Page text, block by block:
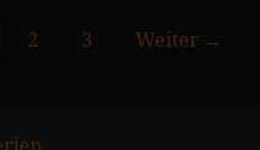
2 3 Weiter →